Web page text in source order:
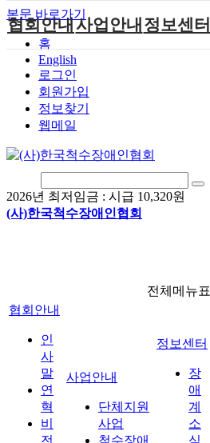
본문 바로가기
홈
English
로그인
회원가입
정보찾기
웹메일
2026년 최저임금 : 시급 10,320원
(사)한국척수장애인협회
협회안내
인사말
연혁
비전
조직도
척수장애란?
찾아오시는길
사업안내
단체지원사업
척수장애인재
활지원센터
척수장애인직
문화예술위원
회
정보센터
전체메뉴표
협회안내
인
사
말
연
혁
비
전
사업안내
단체지원
사업
척수장애
정보센터
장
애
계
소
식